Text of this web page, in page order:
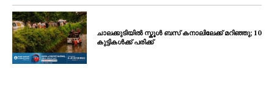
ചാലക്കുടിയിൽ സ്കൂൾ ബസ് കനാലിലേക്ക് മറിഞ്ഞു; 10
കുട്ടികൾക്ക് പരിക്ക്